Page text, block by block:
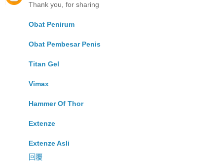
Thank you, for sharing
Obat Penirum
Obat Pembesar Penis
Titan Gel
Vimax
Hammer Of Thor
Extenze
Extenze Asli
回覆